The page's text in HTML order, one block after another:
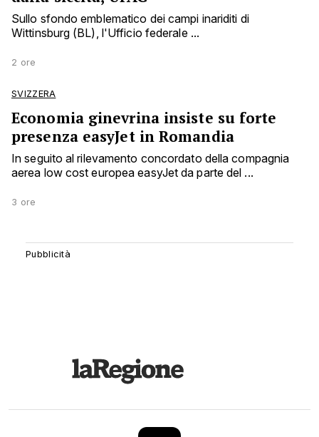
Sullo sfondo emblematico dei campi inariditi di
Wittinsburg (BL), l'Ufficio federale ...
2 ore
SVIZZERA
Economia ginevrina insiste su forte
presenza easyJet in Romandia
In seguito al rilevamento concordato della compagnia
aerea low cost europea easyJet da parte del ...
3 ore